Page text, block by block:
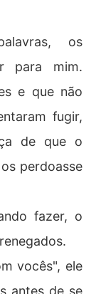
os
para mim.
e que não
fugir,
de que o
perdoasse
fazer, o
vocês", ele
antes de se